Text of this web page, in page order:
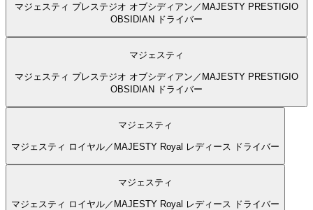
マジェスティ プレステジオ オブシディアン／MAJESTY PRESTIGIO
OBSIDIAN ドライバー
マジェスティ
マジェスティ プレステジオ オブシディアン／MAJESTY PRESTIGIO
OBSIDIAN ドライバー
マジェスティ
マジェスティ ロイヤル／MAJESTY Royal レディース ドライバー
マジェスティ
マジェスティ ロイヤル／MAJESTY Royal レディース ドライバー